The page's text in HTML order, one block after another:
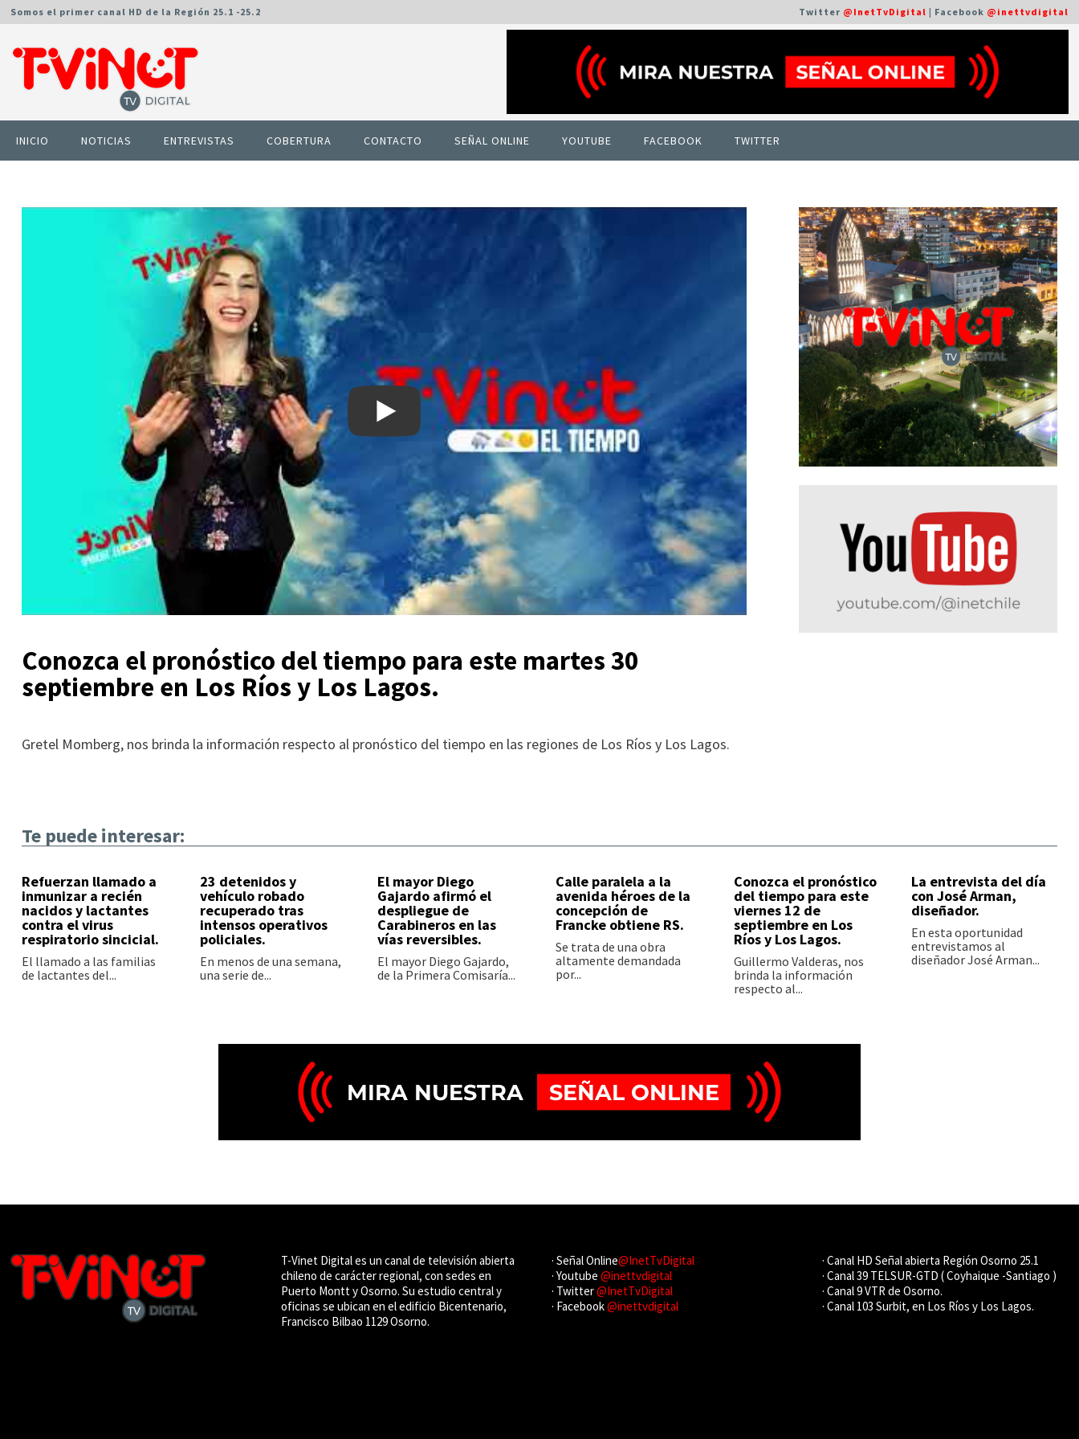
Somos el primer canal HD de la Región 25.1 -25.2 Twitter @InetTvDigital | Facebook @inettvdigital
INICIO NOTICIAS ENTREVISTAS COBERTURA CONTACTO SEÑAL ONLINE YOUTUBE FACEBOOK TWITTER
Conozca el pronóstico del tiempo para este martes 30
septiembre en Los Ríos y Los Lagos.
Gretel Momberg, nos brinda la información respecto al pronóstico del tiempo en las regiones de Los Ríos y Los Lagos.
Te puede interesar:
Refuerzan llamado a
inmunizar a recién
nacidos y lactantes
contra el virus
respiratorio sincicial.
El llamado a las familias
de lactantes del...
23 detenidos y
vehículo robado
recuperado tras
intensos operativos
policiales.
En menos de una semana,
una serie de...
El mayor Diego
Gajardo afirmó el
despliegue de
Carabineros en las
vías reversibles.
El mayor Diego Gajardo,
de la Primera Comisaría...
Calle paralela a la
avenida héroes de la
concepción de
Francke obtiene RS.
Se trata de una obra
altamente demandada
por...
Conozca el pronóstico
del tiempo para este
viernes 12 de
septiembre en Los
Ríos y Los Lagos.
Guillermo Valderas, nos
brinda la información
respecto al...
La entrevista del día
con José Arman,
diseñador.
En esta oportunidad
entrevistamos al
diseñador José Arman...
T-Vinet Digital es un canal de televisión abierta
chileno de carácter regional, con sedes en
Puerto Montt y Osorno. Su estudio central y
oficinas se ubican en el edificio Bicentenario,
Francisco Bilbao 1129 Osorno.
· Señal Online@InetTvDigital
· Youtube @inettvdigital
· Twitter@InetTvDigital
· Facebook@inettvdigital
· Canal HD Señal abierta Región Osorno 25.1
· Canal 39 TELSUR-GTD ( Coyhaique -Santiago )
· Canal 9 VTR de Osorno.
· Canal 103 Surbit, en Los Ríos y Los Lagos.